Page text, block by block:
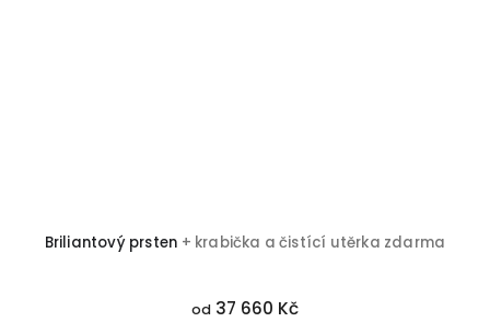
Briliantový prsten + krabička a čistící utěrka zdarma
od 37 660 Kč